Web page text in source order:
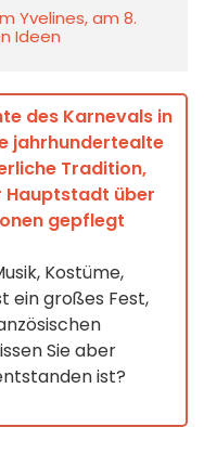
Yvelines, am 8.
Ideen
des Karnevals in
jahrhundertealte
Tradition,
Hauptstadt über
gepflegt
Kostüme,
ein großes Fest,
Sie aber
ist?